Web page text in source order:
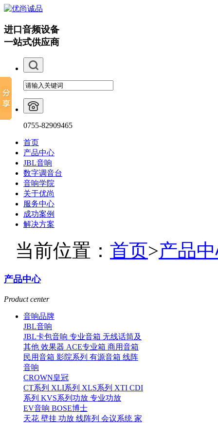
进口音频设备
一站式供应商
0755-82909465
首页
产品中心
JBL音响
数字调音台
音响学院
关于优尚
服务中心
成功案例
解决方案
当前位置： 首页>产品
产品中心
Product center
音响品牌
JBL音响
JBL卡包音响 专业音箱 无线话筒及
其他 效果器 ACE专业箱 商用音箱
民用音箱 影院系列 有源音箱 线阵
音响
CROWN皇冠
CT系列 XLI系列 XLS系列 XTI CDI
系列 KVS系列功放 专业功放
EV音响 BOSE博士
天花 壁挂 功放 线阵列 会议系统 家